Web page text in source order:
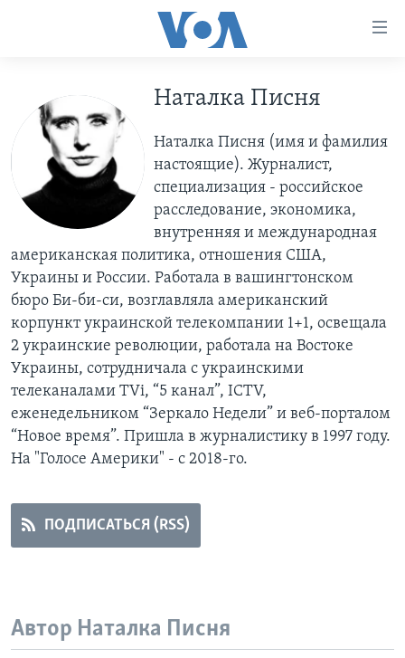
основной
контент
Перейти
основной
навигации
Перейти
поиск
ГЛАВНОЕ
ПРОГРАММЫ
АМЕРИКА
НОВОСТИ ЗА МИНУТУ
ИТОГИ
ПОЧЕМУ ЭТО ВАЖНО?
ДИСКУССИЯ VOA
ДЕТАЛИ
НЬЮ-ЙОРК NEW YORK
АМЕРИКА. БОЛЬШОЕ ПУТЕШЕСТВИЕ
ПРОЕКТЫ
УЧИМ АНГЛИЙСКИЙ
НАША АМЕРИКАНСКАЯ ИСТОРИЯ
А КАК В АМЕРИКЕ?
АРТЕФАКТЫ
АМЕРИКАНСКИЕ ГОРОДКИ
ТЕСТЫ
ЭКСПЕРТИЗА
ИНТЕРВЬЮ
ФАКТЫ ПРОТИВ ФЕЙКОВ
ЗА СВОБОДУ ПРЕССЫ
УЧИМ АНГЛИЙСКИЙ
ВИДЕО
ПОДПИСКА НА НОВОСТИ
Learning English
Наталка Писня
Наталка Писня (имя и фамилия
настоящие). Журналист,
специализация - российское
расследование, экономика,
внутренняя и международная
американская политика, отношения США,
Украины и России. Работала в вашингтонском
бюро Би-би-си, возглавляла американский
корпункт украинской телекомпании 1+1, освещала
2 украинские революции, работала на Востоке
Украины, сотрудничала с украинскими
телеканалами TVi, “5 канал”, ICTV,
еженедельником “Зеркало Недели” и веб-порталом
“Новое время”. Пришла в журналистику в 1997 году.
На "Голосе Америки" - с 2018-го.
ПОДПИСАТЬСЯ (RSS)
Автор Наталка Писня